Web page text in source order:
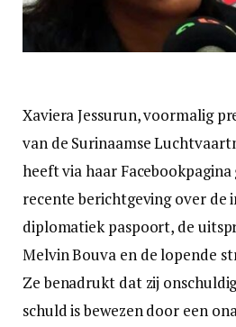
Xaviera Jessurun, voormalig
van de Surinaamse
heeft via haar
recente berichtgeving over de
diplomatiek paspoort, de
Melvin Bouva en de lopende
Ze benadrukt dat zij
schuld is bewezen door een